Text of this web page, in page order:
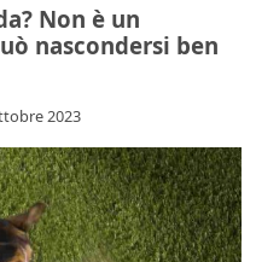
Non è un
nascondersi ben
2023